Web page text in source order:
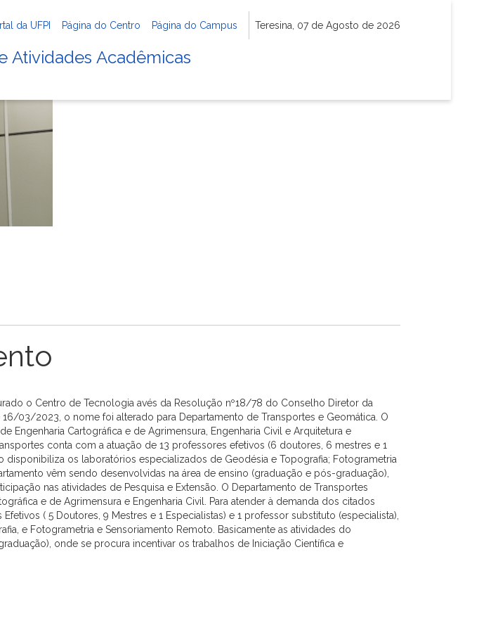
da UFPI Página do Centro Página do Campus Teresina, 07 de Agosto de 2026
Atividades Acadêmicas
o Centro de Tecnologia avés da Resolução nº18/78 do Conselho Diretor da
03/2023, o nome foi alterado para Departamento de Transportes e Geomática. O
Engenharia Cartográfica e de Agrimensura, Engenharia Civil e Arquitetura e
conta com a atuação de 13 professores efetivos (6 doutores, 6 mestres e 1
os laboratórios especializados de Geodésia e Topografia; Fotogrametria
vêm sendo desenvolvidas na área de ensino (graduação e pós-graduação),
nas atividades de Pesquisa e Extensão. O Departamento de Transportes
e de Agrimensura e Engenharia Civil. Para atender à demanda dos citados
( 5 Doutores, 9 Mestres e 1 Especialistas) e 1 professor substituto (especialista),
e Fotogrametria e Sensoriamento Remoto. Basicamente as atividades do
onde se procura incentivar os trabalhos de Iniciação Científica e